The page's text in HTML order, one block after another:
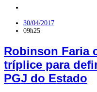
30/04/2017
09h25
Robinson Faria
tríplice para
PGJ do Estado